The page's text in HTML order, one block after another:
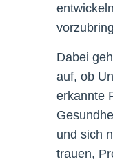
Dabei
auf, ob
erkannte
und sich
trauen,